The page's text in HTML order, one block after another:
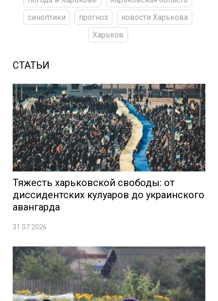
синоптики
прогноз
новости Харькова
Харьков
СТАТЬИ
Тяжесть харьковской свободы: от
диссидентских кулуаров до украинского
авангарда
31.07.2026